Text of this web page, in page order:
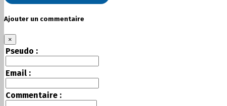
Ajouter un commentaire
×
Pseudo :
Email :
Commentaire :